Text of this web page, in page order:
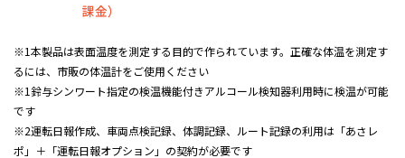
課金）
※1本製品は表面温度を測定する目的で作られています。正確な体温を測定す
るには、市販の体温計をご使用ください
※1鈴与シンワート指定の検温機能付きアルコール検知器利用時に検温が可能
です
※2運転日報作成、車両点検記録、体調記録、ルート記録の利用は「あさレ
ポ」＋「運転日報オプション」の契約が必要です